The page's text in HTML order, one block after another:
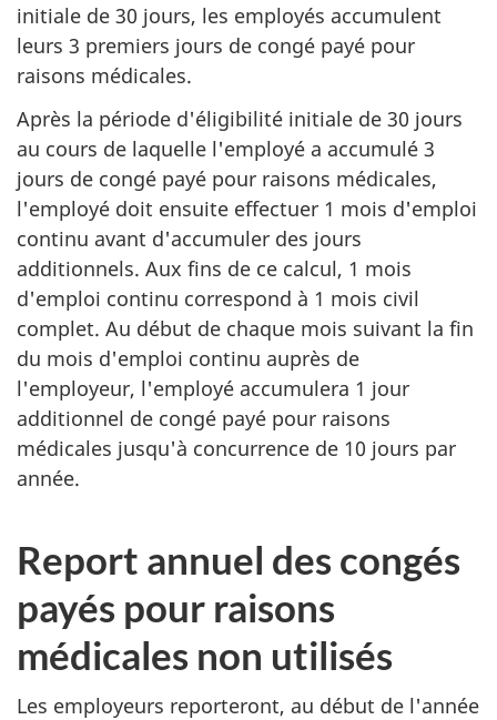
initiale de 30 jours, les employés accumulent
leurs 3 premiers jours de congé payé pour
raisons médicales.
Après la période d'éligibilité initiale de 30 jours
au cours de laquelle l'employé a accumulé 3
jours de congé payé pour raisons médicales,
l'employé doit ensuite effectuer 1 mois d'emploi
continu avant d'accumuler des jours
additionnels. Aux fins de ce calcul, 1 mois
d'emploi continu correspond à 1 mois civil
complet. Au début de chaque mois suivant la fin
du mois d'emploi continu auprès de
l'employeur, l'employé accumulera 1 jour
additionnel de congé payé pour raisons
médicales jusqu'à concurrence de 10 jours par
année.
Report annuel des congés
payés pour raisons
médicales non utilisés
Les employeurs reporteront, au début de l'année